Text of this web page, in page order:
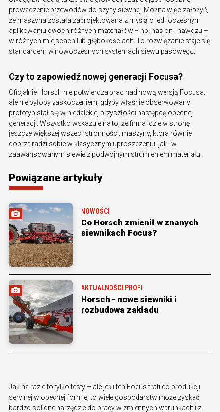
prowadzenie przewodów do szyny siewnej. Można więc założyć,
że maszyna została zaprojektowana z myślą o jednoczesnym
aplikowaniu dwóch różnych materiałów – np. nasion i nawozu –
w różnych miejscach lub głębokościach. To rozwiązanie staje się
standardem w nowoczesnych systemach siewu pasowego.
Czy to zapowiedź nowej generacji Focusa?
Oficjalnie Horsch nie potwierdza prac nad nową wersją Focusa,
ale nie byłoby zaskoczeniem, gdyby właśnie obserwowany
prototyp stał się w niedalekiej przyszłości następcą obecnej
generacji. Wszystko wskazuje na to, że firma idzie w stronę
jeszcze większej wszechstronności: maszyny, która równie
dobrze radzi sobie w klasycznym uproszczeniu, jak i w
zaawansowanym siewie z podwójnym strumieniem materiału.
Powiązane artykuły
NOWOŚCI
Co Horsch zmienił w znanych
siewnikach Focus?
AKTUALNOŚCI PROFI
Horsch - nowe siewniki i
rozbudowa zakładu
Jak na razie to tylko testy – ale jeśli ten Focus trafi do produkcji
seryjnej w obecnej formie, to wiele gospodarstw może zyskać
bardzo solidne narzędzie do pracy w zmiennych warunkach i z